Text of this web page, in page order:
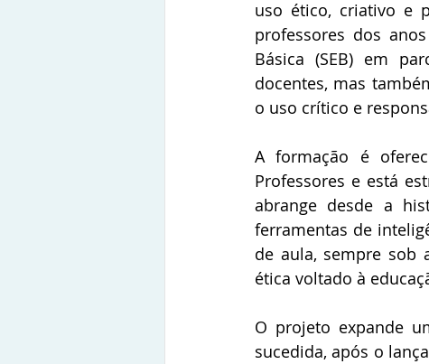
uso ético, criativo e
professores dos
Básica (SEB) em
docentes, mas
o uso crítico e
A formação é
Professores e está
abrange desde a
ferramentas de
de aula, sempre sob
ética voltado à
O projeto expande
sucedida, após o